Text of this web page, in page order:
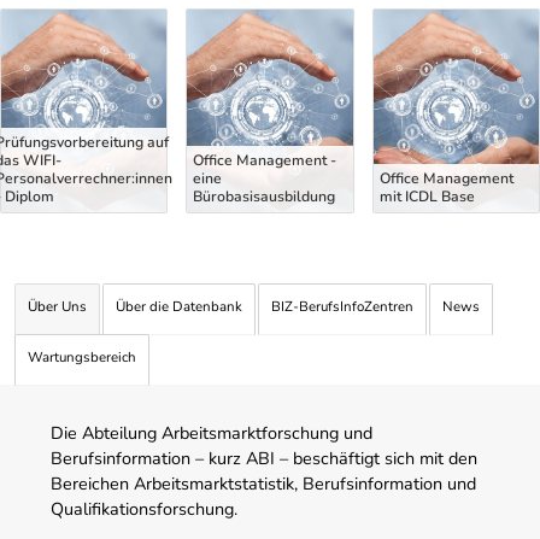
Uber Weiterbildungsvorschläge
auf
WIFI-
Diplom
Office Management -
eine
Bürobasisausbildung
Office Management
mit ICDL Base
Über Uns Über die Datenbank BIZ-BerufsInfoZentren News
Wartungsbereich
Die Abteilung Arbeitsmarktforschung und
Berufsinformation – kurz ABI – beschäftigt sich mit den
Bereichen Arbeitsmarktstatistik, Berufsinformation und
Qualifikationsforschung.